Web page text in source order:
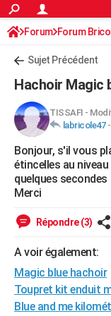
ACTUALITÉS
Politique
Société
Faits Divers
Education
Monde
Villes
+
FINANCE
Retraite
Impôts
Epargne
Immobilier
Risques naturels par
Banque
Assurance
Crédit
AUTO
Essais
Réserver un essai
Citadines
Berlines
SUV
Forum auto
+HIGH-TECH
Mobiles
Meilleur smartphone
Internet
Ordinateurs
Jeux vidéo
Guide high-tech
+BRICOLAGE
Forum
Aménagement intérieur
Extérieur
Cuisine
Salle de bains
Jardinage
Rangement
WEEK-END
LIFESTYLE
Art de vivre
Bien-être
Loisirs
Mode
Modes de vie
SANTE
Alimentation
Guide de la santé
Maladies
Médicaments
Sommeil
VOYAGE
Forum Forum
Sujet Précédent
Hachoir Magic
TISSAFI -
labricole47-
Bonjour, s'il vous
étincelles au
quelques secondes
Merci
Répondre (3)
A voir également:
Magic blue hachoir
Toupret kit enduit
Blue and me